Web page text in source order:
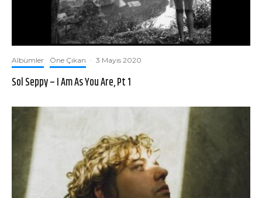
Albümler Öne Çıkan · 3 Mayıs 2020
Sol Seppy – I Am As You Are, Pt 1